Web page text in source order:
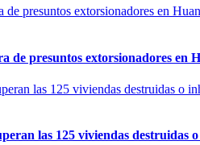
de presuntos extorsionadores en
las 125 viviendas destruidas